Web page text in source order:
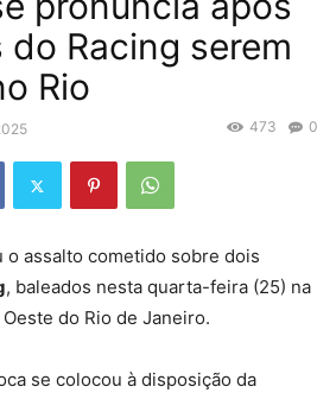
Racing serem
Rio
0
473
o assalto cometido sobre dois
, baleados nesta quarta-feira (25) na
do Rio de Janeiro.
se colocou à disposição da